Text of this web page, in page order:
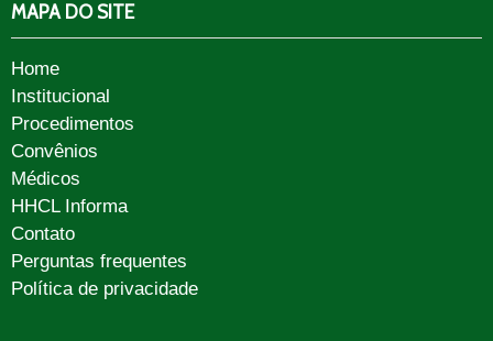
MAPA DO SITE
Home
Institucional
Procedimentos
Convênios
Médicos
HHCL Informa
Contato
Perguntas frequentes
Política de privacidade